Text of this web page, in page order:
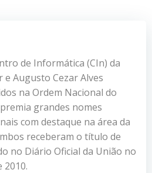
de Informática (CIn) da
e Augusto Cezar Alves
na Ordem Nacional do
grandes nomes
com destaque na área da
receberam o título de
no Diário Oficial da União no
2010.